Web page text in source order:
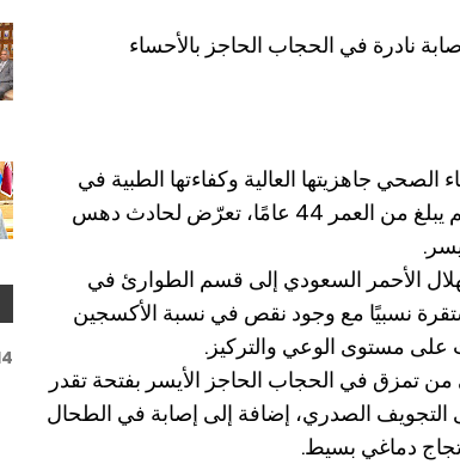
نادرة في الحجاب الحاجز بالأحساء
جاهزيتها العالية وكفاءتها الطبية في
التعامل مع الحالات الطارئة، وذلك بإنقاذ حياة مقيم يبلغ من العمر 44 عامًا، تعرّض لحادث دهس
الأحمر السعودي إلى قسم الطوارئ في
نسبيًا مع وجود نقص في نسبة الأكسجين
على مستوى الوعي والتركيز.
تمزق في الحجاب الحاجز الأيسر بفتحة تقدر
التجويف الصدري، إضافة إلى إصابة في الطحال
دماغي بسيط.
4